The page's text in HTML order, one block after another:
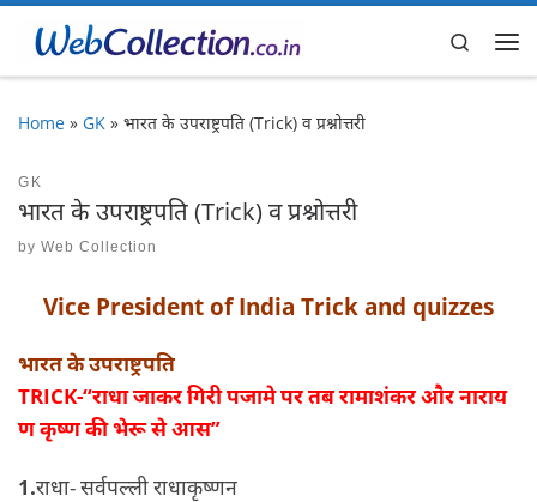
Skip to content
Search
Home » GK » भारत के उपराष्ट्रपति (Trick) व प्रश्नोत्तरी
GK
भारत के उपराष्ट्रपति (Trick) व प्रश्नोत्तरी
by Web Collection
Vice President of India Trick and quizzes
भारत के उपराष्ट्रपति
TRICK-“राधा जाकर गिरी पजामे पर तब रामाशंकर औरनाराय
ण कृष्णकीभेरू से आस”
1.राधा- सर्वपल्ली राधाकृष्णन